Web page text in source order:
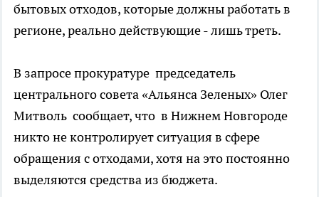
бытовых отходов, которые должны работать в
регионе, реально действующие - лишь треть.
В запросе прокуратуре председатель
центрального совета «Альянса Зеленых» Олег
Митволь сообщает, что в Нижнем Новгороде
никто не контролирует ситуация в сфере
обращения с отходами, хотя на это постоянно
выделяются средства из бюджета.